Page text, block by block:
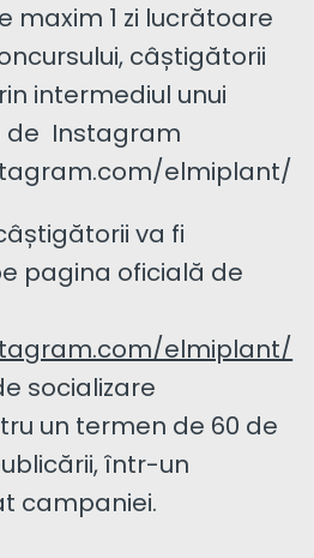
maxim 1 zi lucrătoare
câștigătorii
intermediul unui
de Instagram
elmiplant/
va fi
pagina oficială de
elmiplant/
socializare
un termen de 60 de
într-un
campaniei.